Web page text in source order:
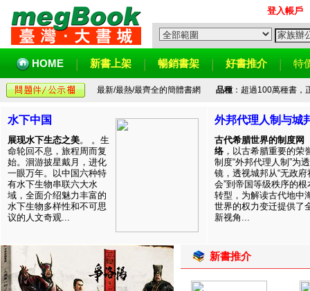
登入帳戶
HOME 新書上架 暢銷書架 好書推介 特
最新/最熱/最齊全的簡體書網 品種：超過100萬種書，
水下中国
展现水下生态之美。 。生
命轮回不息，旅程周而复
始。洄游披星戴月，进化
一眼万年。以中国六种特
有水下生物串联六大水
域，全面介绍魅力丰富的
水下生物多样性和不可思
议的人文奇观...
外邦代理人制与城
古代希腊世界的制度网
络 ，以古希腊重要的荣
制度“外邦代理人制”为透
镜，透视城邦从“无政府
会”到帝国等级秩序的根
转型，为解读古代地中
世界的权力变迁提供了
新视角...
新書推介